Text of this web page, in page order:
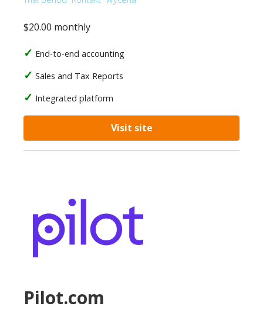
$20.00 monthly
End-to-end accounting
Sales and Tax Reports
Integrated platform
Visit site
Pilot.com